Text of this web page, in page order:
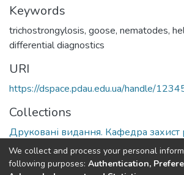
Keywords
trichostrongylosis, goose, nematodes,
differential diagnostics
URI
https://dspace.pdau.edu.ua/handle/
Collections
Друковані видання. Кафедра захист
Full item page
We collect and process your personal
following purposes: Authentication,